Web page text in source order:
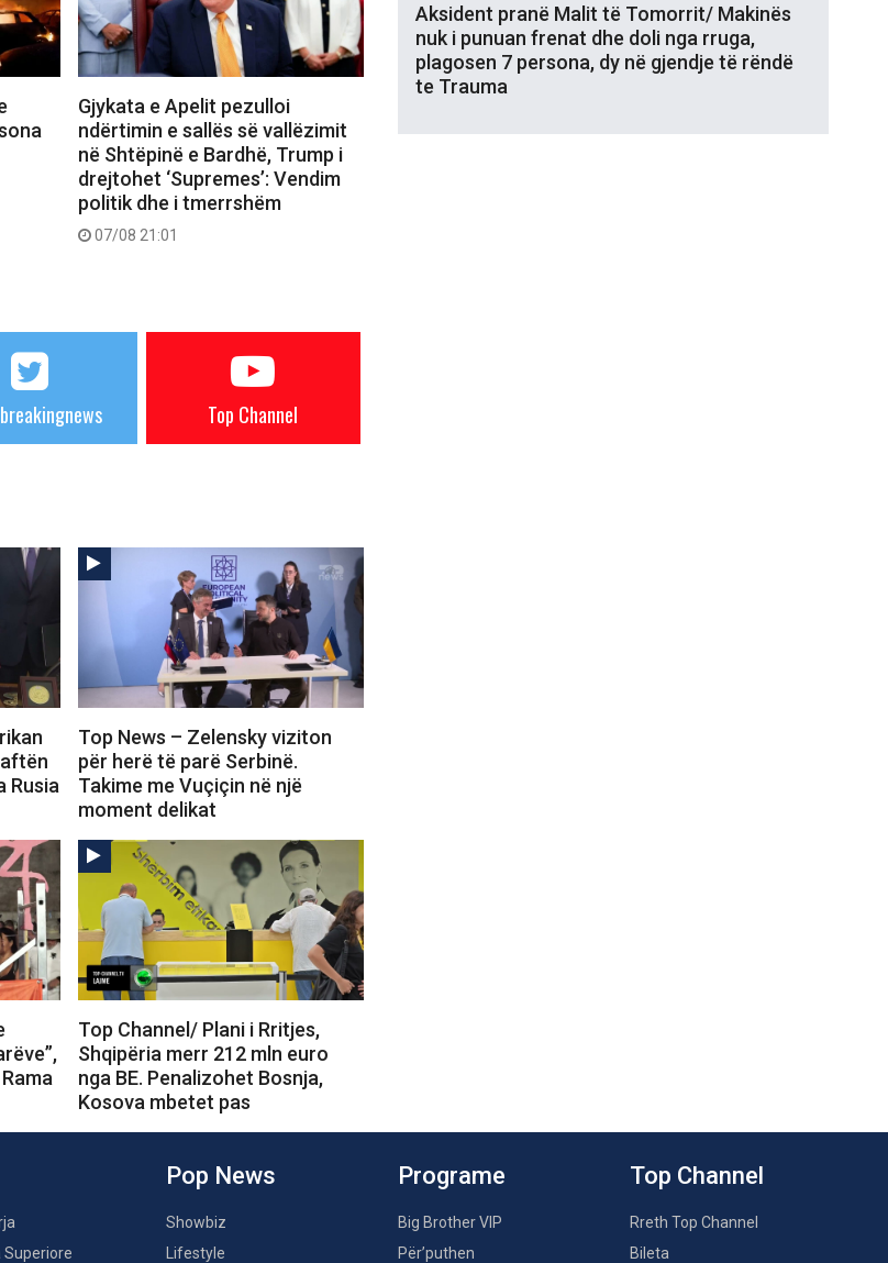
Gjykata e Apelit pezulloi
ndërtimin e sallës së vallëzimit
në Shtëpinë e Bardhë, Trump i
drejtohet ‘Supremes’: Vendim
politik dhe i tmerrshëm
07/08 21:01
Top Channel
Rusia
Top News – Zelensky viziton
për herë të parë Serbinë.
Takime me Vuçiçin në një
moment delikat
Top Channel/ Plani i Rritjes,
Shqipëria merr 212 mln euro
nga BE. Penalizohet Bosnja,
Kosova mbetet pas
Aksident pranë Malit të Tomorrit/ Makinës
nuk i punuan frenat dhe doli nga rruga,
plagosen 7 persona, dy në gjendje të rëndë
te Trauma
Superiore
Pop News
Showbiz
Lifestyle
Programe
Big Brother VIP
Për’puthen
Top Channel
Rreth Top Channel
Bileta